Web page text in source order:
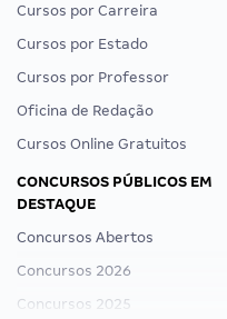
Cursos por Carreira
Cursos por Estado
Cursos por Professor
Oficina de Redação
Cursos Online Gratuitos
CONCURSOS PÚBLICOS EM
DESTAQUE
Concursos Abertos
Concursos 2026
Concursos 2025